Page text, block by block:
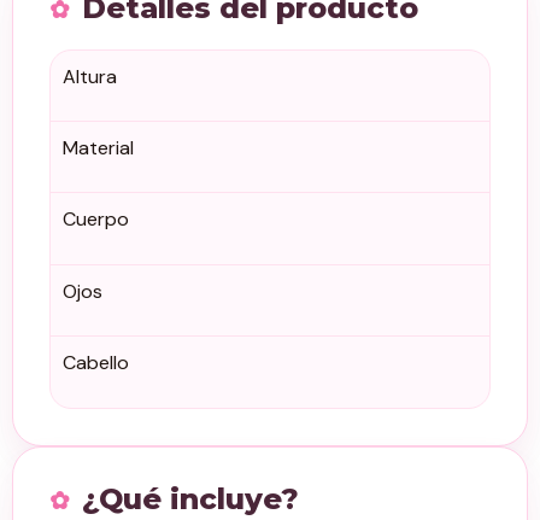
Detalles del producto
Altura
Material
Cuerpo
Ojos
Cabello
¿Qué incluye?